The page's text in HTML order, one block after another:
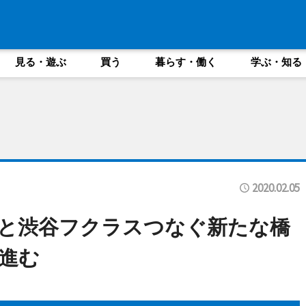
見る・遊ぶ 買う 暮らす・働く 学ぶ・知る
2020.02.05
渋谷フクラスつなぐ新たな橋
む